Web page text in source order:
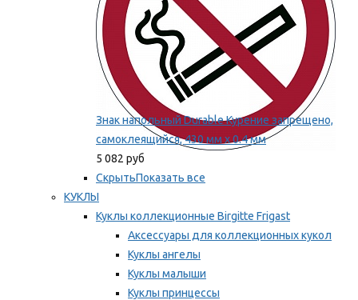
Знак напольный Durable Курение запрещено,
самоклеящийся, 430 мм х 0.4 мм
5 082 руб
СкрытьПоказать все
КУКЛЫ
Куклы коллекционные Birgitte Frigast
Аксессуары для коллекционных кукол
Куклы ангелы
Куклы малыши
Куклы принцессы